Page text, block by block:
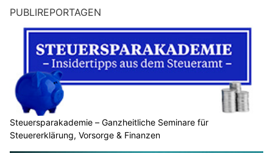
PUBLIREPORTAGEN
Steuersparakademie – Ganzheitliche Seminare für
Steuererklärung, Vorsorge & Finanzen